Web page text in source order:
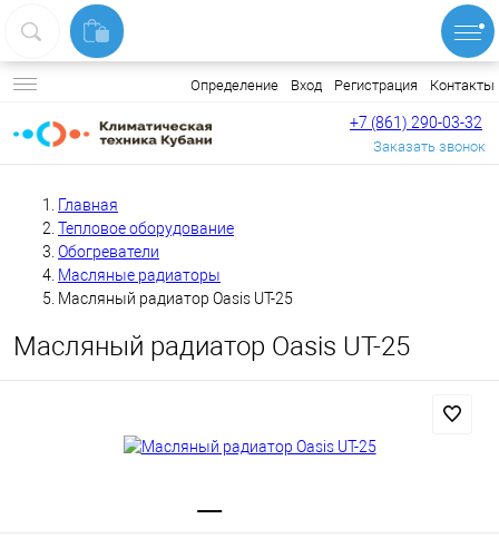
Определение Вход Регистрация Контакты
+7 (861) 290-03-32
Заказать звонок
Главная
Тепловое оборудование
Обогреватели
Масляные радиаторы
Масляный радиатор Oasis UT-25
Масляный радиатор Oasis UT-25